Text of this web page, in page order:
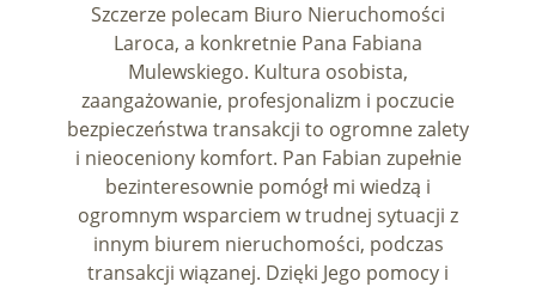
Szczerze polecam Biuro Nieruchomości
Laroca, a konkretnie Pana Fabiana
Mulewskiego. Kultura osobista,
zaangażowanie, profesjonalizm i poczucie
bezpieczeństwa transakcji to ogromne zalety
i nieoceniony komfort. Pan Fabian zupełnie
bezinteresownie pomógł mi wiedzą i
ogromnym wsparciem w trudnej sytuacji z
innym biurem nieruchomości, podczas
transakcji wiązanej. Dzięki Jego pomocy i